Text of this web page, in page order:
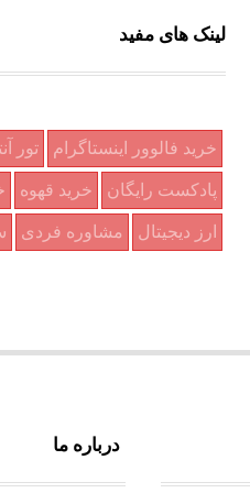
لینک های مفید
خرید فالوور اینستاگرام تور
پادکست رایگان خرید قهوه
ارز دیجیتال مشاوره فردی
درباره ما